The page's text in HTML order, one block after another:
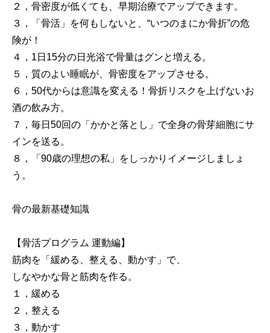
２，骨密度が低くても、早期治療でアップできます。
３，「骨活」を何もしないと、“いつのまにか骨折”の危
険が！
４，1日15分の日光浴で骨量はグンと増える。
５，質のよい睡眠が、骨密度をアップさせる。
６，50代からは意識を変える！骨折リスクを上げないお
酒の飲み方。
７，毎日50回の「かかと落とし」で全身の骨芽細胞にサ
インを送る。
８，「90歳の理想の私」をしっかりイメージしましょ
う。
骨の最新基礎知識
【骨活プログラム 運動編】
筋肉を「緩める、整える、動かす」で、
しなやかな骨と筋肉を作る。
１，緩める
２，整える
３，動かす